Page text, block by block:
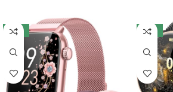
-10% -33%